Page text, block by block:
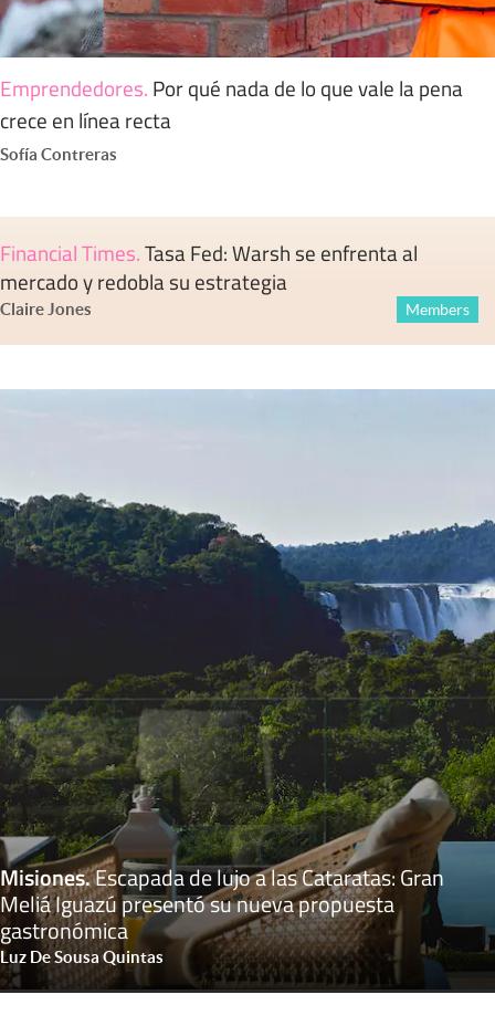
Emprendedores. Por qué nada de lo que vale la pena
crece en línea recta
Sofía Contreras
Financial Times.Tasa Fed: Warsh se enfrenta al
mercado y redobla su estrategia
Claire Jones Members
Misiones.Escapada de lujo a las Cataratas: Gran
Meliá Iguazú presentó su nueva propuesta
gastronómica
Luz De Sousa Quintas